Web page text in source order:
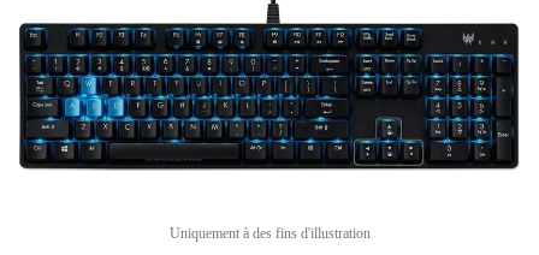
Uniquement à des fins d'illustration